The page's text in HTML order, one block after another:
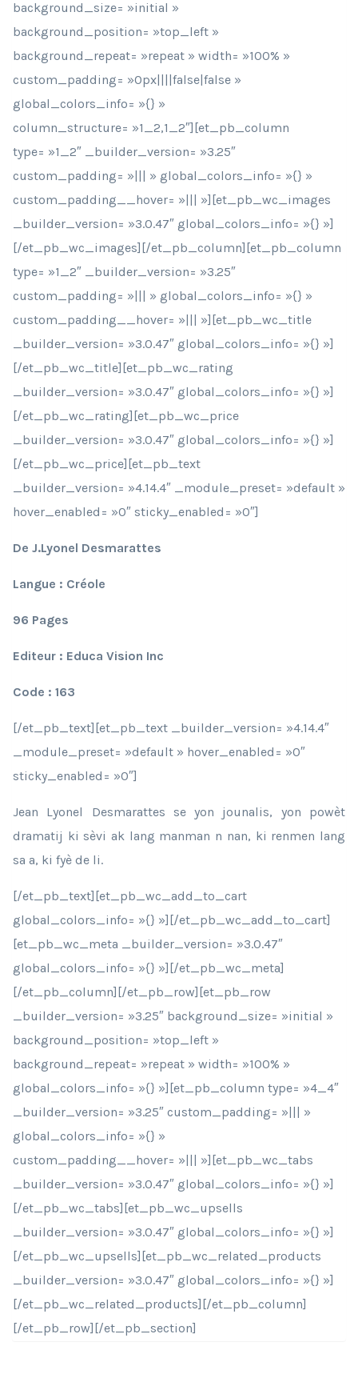
background_size= »initial »
background_position= »top_left »
background_repeat= »repeat » width= »100% »
custom_padding= »0px||||false|false »
global_colors_info= »{} »
column_structure= »1_2,1_2″][et_pb_column
type= »1_2″ _builder_version= »3.25″
custom_padding= »||| » global_colors_info= »{} »
custom_padding__hover= »||| »][et_pb_wc_images
_builder_version= »3.0.47″ global_colors_info= »{} »]
[/et_pb_wc_images][/et_pb_column][et_pb_column
type= »1_2″ _builder_version= »3.25″
custom_padding= »||| » global_colors_info= »{} »
custom_padding__hover= »||| »][et_pb_wc_title
_builder_version= »3.0.47″ global_colors_info= »{} »]
[/et_pb_wc_title][et_pb_wc_rating
_builder_version= »3.0.47″ global_colors_info= »{} »]
[/et_pb_wc_rating][et_pb_wc_price
_builder_version= »3.0.47″ global_colors_info= »{} »]
[/et_pb_wc_price][et_pb_text
_builder_version= »4.14.4″ _module_preset= »default »
hover_enabled= »0″ sticky_enabled= »0″]
De J.Lyonel Desmarattes
Langue : Créole
96 Pages
Editeur : Educa Vision Inc
Code : 163
[/et_pb_text][et_pb_text _builder_version= »4.14.4″
_module_preset= »default » hover_enabled= »0″
sticky_enabled= »0″]
Jean Lyonel Desmarattes se yon jounalis, yon powèt
dramatij ki sèvi ak lang manman n nan, ki renmen lang
sa a, ki fyè de li.
[/et_pb_text][et_pb_wc_add_to_cart
global_colors_info= »{} »][/et_pb_wc_add_to_cart]
[et_pb_wc_meta _builder_version= »3.0.47″
global_colors_info= »{} »][/et_pb_wc_meta]
[/et_pb_column][/et_pb_row][et_pb_row
_builder_version= »3.25″ background_size= »initial »
background_position= »top_left »
background_repeat= »repeat » width= »100% »
global_colors_info= »{} »][et_pb_column type= »4_4″
_builder_version= »3.25″ custom_padding= »||| »
global_colors_info= »{} »
custom_padding__hover= »||| »][et_pb_wc_tabs
_builder_version= »3.0.47″ global_colors_info= »{} »]
[/et_pb_wc_tabs][et_pb_wc_upsells
_builder_version= »3.0.47″ global_colors_info= »{} »]
[/et_pb_wc_upsells][et_pb_wc_related_products
_builder_version= »3.0.47″ global_colors_info= »{} »]
[/et_pb_wc_related_products][/et_pb_column]
[/et_pb_row][/et_pb_section]